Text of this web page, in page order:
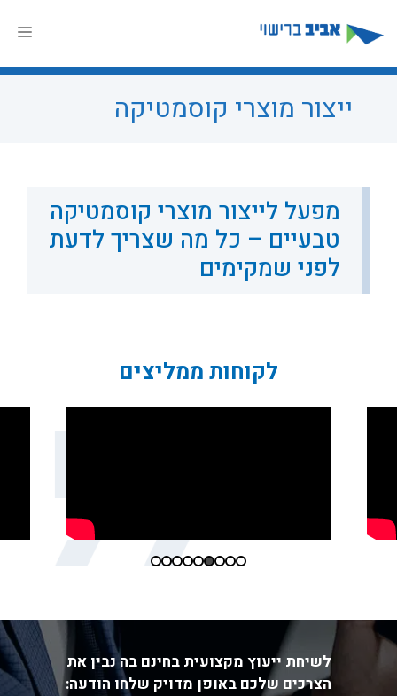
לתוכן
ייצור מוצרי קוסמטיקה
מפעל לייצור מוצרי קוסמטיקה
טבעיים – כל מה שצריך לדעת
לפני שמקימים
לקוחות ממליצים
לשיחת ייעוץ מקצועית בחינם בה נבין את
הצרכים שלכם באופן מדויק שלחו הודעה: